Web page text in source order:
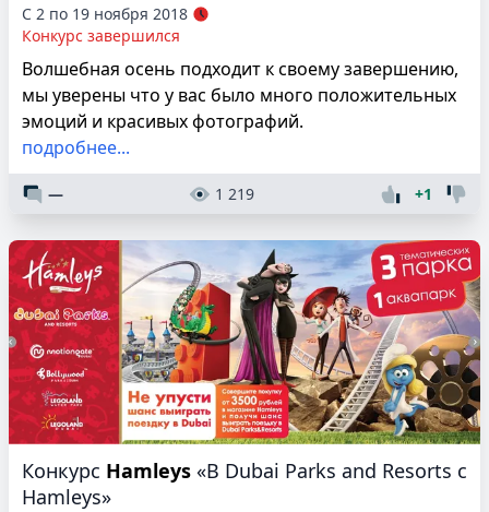
С 2 по 19 ноября 2018
Конкурс завершился
Волшебная осень подходит к своему завершению,
мы уверены что у вас было много положительных
эмоций и красивых фотографий.
подробнее...
— 1 219 +1
Конкурс Hamleys «В Dubai Parks and Resorts с
Hamleys»